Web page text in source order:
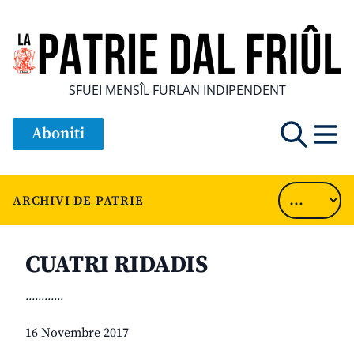
SFUEI MENSÎL FURLAN INDIPENDENT
Aboniti
ARCHIVI DE PATRIE
CUATRI RIDADIS
............
16 Novembre 2017